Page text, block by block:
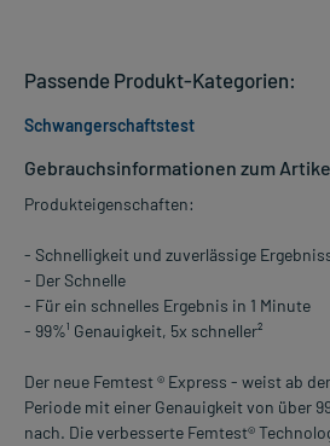
Gebrauchsinformationen zum
Produkteigenschaften:
- Schnelligkeit und zuverlässige
- Der Schnelle
- Für ein schnelles Ergebnis in 1 Minute
- 99%¹ Genauigkeit, 5x schneller²
Der neue Femtest ® Express - weist ab
Periode mit einer Genauigkeit von über
nach. Die verbesserte Femtest®
Passende Produkt-Kategorien:
Schwangerschaftstest